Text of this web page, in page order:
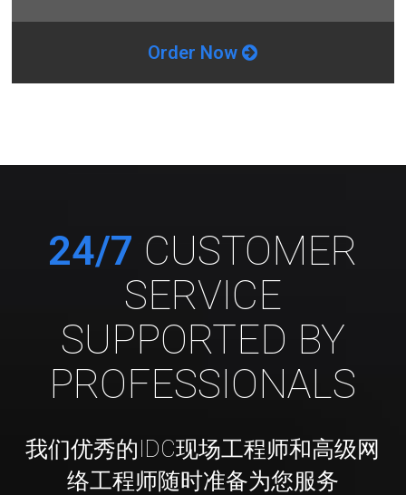
Order Now
24/7 CUSTOMER
SERVICE
SUPPORTED BY
PROFESSIONALS
我们优秀的IDC现场工程师和高级网
络工程师随时准备为您服务